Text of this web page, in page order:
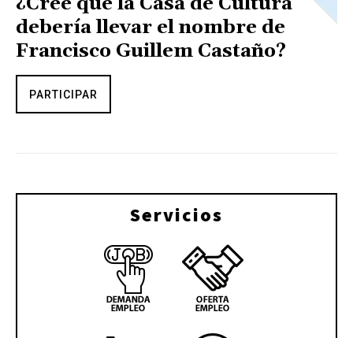
debería llevar el nombre de
Francisco Guillem Castaño?
PARTICIPAR
Servicios